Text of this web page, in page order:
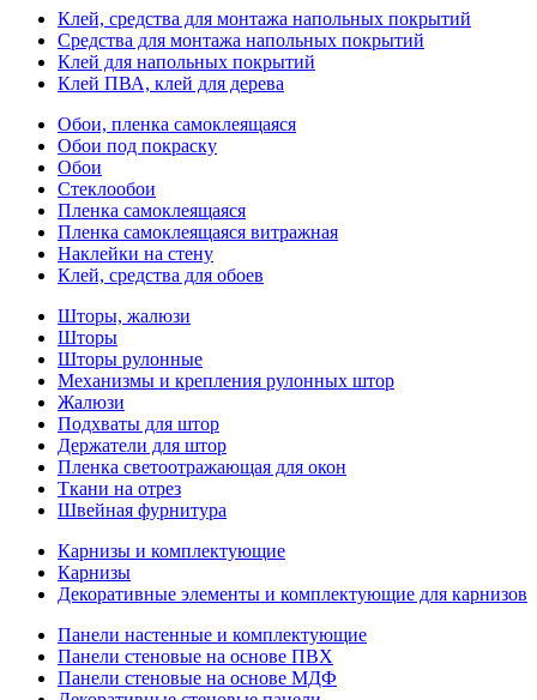
Клей, средства для монтажа напольных покрытий
Средства для монтажа напольных покрытий
Клей для напольных покрытий
Клей ПВА, клей для дерева
Обои, пленка самоклеящаяся
Обои под покраску
Обои
Стеклообои
Пленка самоклеящаяся
Пленка самоклеящаяся витражная
Наклейки на стену
Клей, средства для обоев
Шторы, жалюзи
Шторы
Шторы рулонные
Механизмы и крепления рулонных штор
Жалюзи
Подхваты для штор
Держатели для штор
Пленка светоотражающая для окон
Ткани на отрез
Швейная фурнитура
Карнизы и комплектующие
Карнизы
Декоративные элементы и комплектующие для карнизов
Панели настенные и комплектующие
Панели стеновые на основе ПВХ
Панели стеновые на основе МДФ